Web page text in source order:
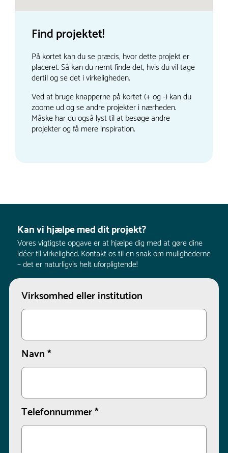
Find projektet!
På kortet kan du se præcis, hvor dette projekt er
placeret. Så kan du nemt finde det, hvis du vil tage
dertil og se det i virkeligheden.
Ved at bruge knapperne på kortet (+ og -) kan du
zoome ud og se andre projekter i nærheden.
Måske har du også lyst til at besøge andre
projekter og få mere inspiration.
Kan vi hjælpe med dit projekt?
Vores vigtigste opgave er at hjælpe dig med at gøre dine
idéer til virkelighed. Kontakt os til en snak om mulighederne
– det er naturligvis helt uforpligtende!
Virksomhed eller institution
Navn*
Telefonnummer*